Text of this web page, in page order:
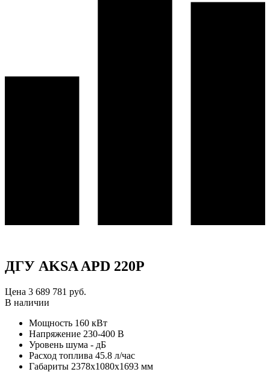
ДГУ AKSA APD 220P
Цена 3 689 781 руб.
В наличии
Мощность 160 кВт
Напряжение 230-400 В
Уровень шума - дБ
Расход топлива 45.8 л/час
Габариты 2378х1080х1693 мм